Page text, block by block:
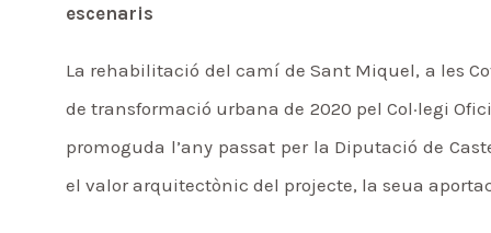
escenaris
La rehabilitació del camí de Sant Miquel, a les
de transformació urbana de 2020 pel Col·legi
promoguda l’any passat per la Diputació de
el valor arquitectònic del projecte, la seua